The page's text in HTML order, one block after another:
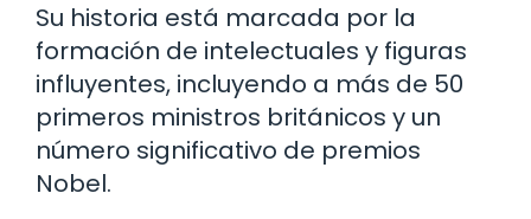
Su historia está marcada por la
formación de intelectuales y figuras
influyentes, incluyendo a más de 50
primeros ministros británicos y un
número significativo de premios
Nobel.